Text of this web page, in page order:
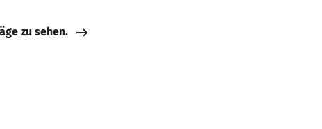
zu sehen.